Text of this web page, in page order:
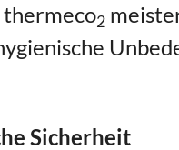
thermeco2
Sicherheit